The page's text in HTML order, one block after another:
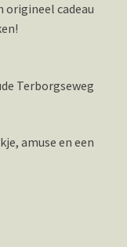
origineel cadeau
Terborgseweg
amuse en een